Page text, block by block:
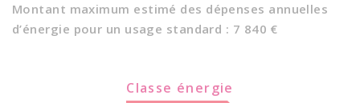
Montant maximum estimé des dépenses annuelles
d’énergie pour un usage standard : 7 840 €
Classe énergie